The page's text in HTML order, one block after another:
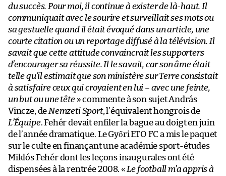
du succès. Pour moi, il continue à exister de là-haut. Il
communiquait avec le sourire et surveillait ses mots ou
sa gestuelle quand il était évoqué dans un article, une
courte citation ou un reportage diffusé à la télévision. Il
savait que cette attitude convaincrait les supporters
d’encourager sa réussite. Il le savait, car son âme était
telle qu’il estimait que son ministère sur Terre consistait
à satisfaire ceux qui croyaient en lui – avec une feinte,
un but ou une tête» commente à son sujet András
Vincze, deNemzeti Sport, l’équivalent hongrois de
L’Équipe. Fehér devait enfiler la bague au doigt en juin
de l’année dramatique. Le Győri ETO FC a mis le paquet
sur le culte en finançant une académie sport-études
Miklós Fehér dont les leçons inaugurales ont été
dispensées à la rentrée 2008. «Le football m’a appris à